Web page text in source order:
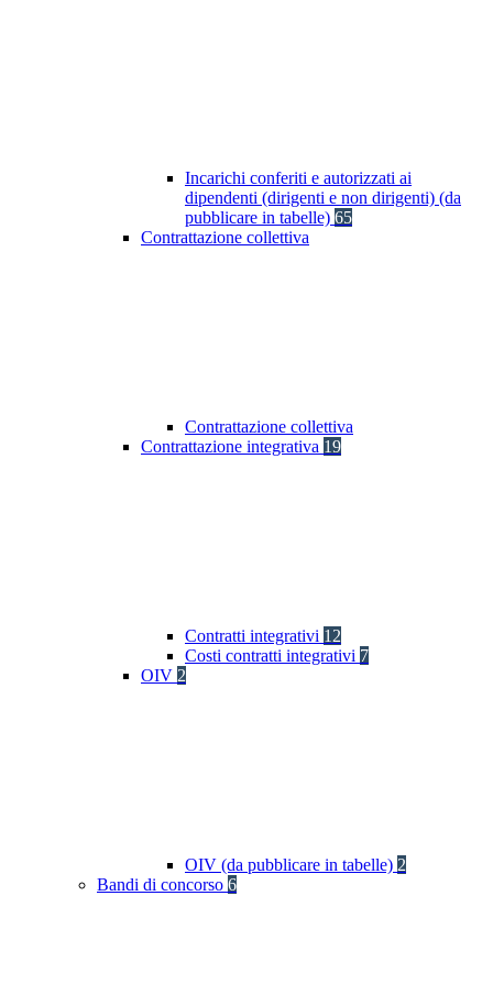
Incarichi conferiti e autorizzati ai
dipendenti (dirigenti e non dirigenti) (da
pubblicare in tabelle) 65
Contrattazione collettiva
Contrattazione collettiva
Contrattazione integrativa 19
Contratti integrativi 12
Costi contratti integrativi 7
OIV 2
OIV (da pubblicare in tabelle) 2
Bandi di concorso 6